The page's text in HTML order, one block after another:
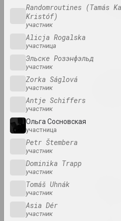
2024.
A Little
Randomroutines (Tamás
Kristóf)
участник
Alicja Rogalska
участница
Эльске Розэнфэльд
участник
Zorka Ságlová
участник
Antje Schiffers
участник
Ольга Сосновская
участница
Petr Štembera
участник
Dominika Trapp
участник
Tomáš Uhnák
участник
Asia Dér
участник